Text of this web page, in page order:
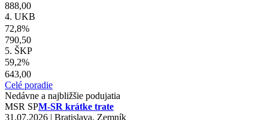
888,00
4. UKB
72,8%
790,50
5. ŠKP
59,2%
643,00
Celé poradie
Nedávne a najbližšie podujatia
MSR SPM-SR krátke trate
31.07.2026 | Bratislava, Zemník